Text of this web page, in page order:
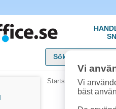
Startsida »
Vi
Vi
bäst